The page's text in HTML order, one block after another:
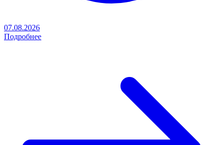
07.08.2026
Подробнее